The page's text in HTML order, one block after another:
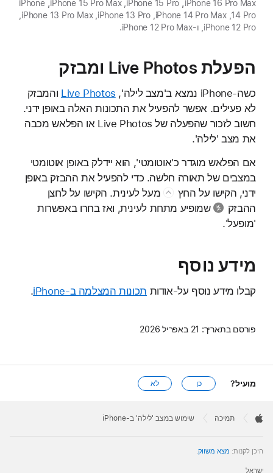
iPhone 16 Pro Max‏
iPhone 15 Pro‏, iPhone 15 Pro Max‏
iPhone
iPhone 12 Pro, ו-iPhone 12 Pro Max.
הפעלת Live Photos ומבזק
כשה-iPhone נמצא ב'מצב לילה', Live Photos והמבזק
לא פעילים. אפשר להפעיל את התכונות האלה באופן ידני.
חשוב לזכור שהפעלה של Live Photos או הפלאש מכבה
את מצב 'לילה'.
אם הפלאש מוגדר כ'אוטומטי', הוא יידלק באופן אוטומטי
במצבים של תאורה חלשה. כדי להפעיל את ההבזק באופן
ידני, הקישו על החץ מעל לעינית. הקישו עללחצן
ההבזק
שמופיע מתחת לעינית, ואז בחרו באפשרות
'מופעל'.
מידע נוסף
קבלו מידע נוסף על-אודות תכונות המצלמה ב-iPhone .
פורסם בתאריך: 21 באפריל 2026
מועיל? כן לא
Footer

תמיכה שימוש במצב 'לילה' ב-iPhone
היכן לקנות: מצא משווק.
ישראל